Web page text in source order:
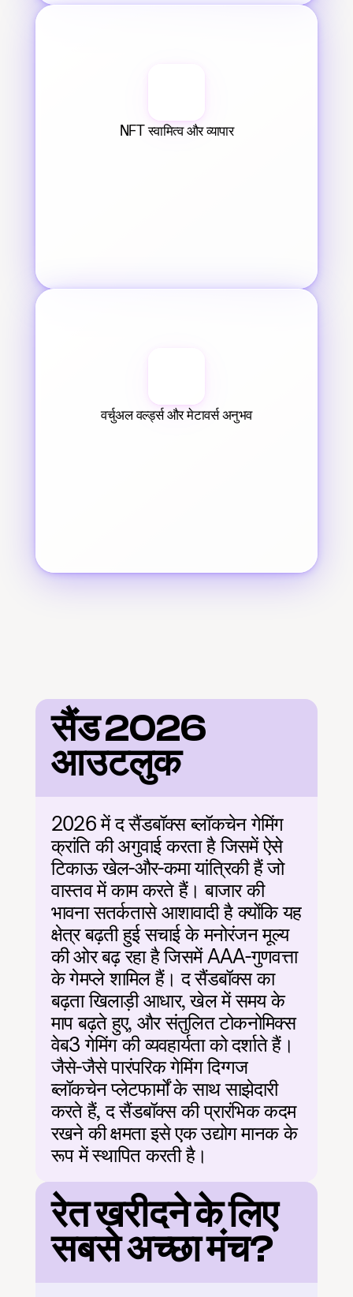
NFT स्वामित्व और व्यापार
वर्चुअल वर्ल्ड्स और मेटावर्स अनुभव
सैंड 2026
आउटलुक
2026 में द सैंडबॉक्स ब्लॉकचेन गेमिंग
क्रांति की अगुवाई करता है जिसमें ऐसे
टिकाऊ खेल-और-कमा यांत्रिकी हैं जो
वास्तव में काम करते हैं। बाजार की
भावना सतर्कतासे आशावादी है क्योंकि यह
क्षेत्र बढ़ती हुई सचाई के मनोरंजन मूल्य
की ओर बढ़ रहा है जिसमें AAA-गुणवत्ता
के गेमप्ले शामिल हैं। द सैंडबॉक्स का
बढ़ता खिलाड़ी आधार, खेल में समय के
माप बढ़ते हुए, और संतुलित टोकनोमिक्स
वेब3 गेमिंग की व्यवहार्यता को दर्शाते हैं।
जैसे-जैसे पारंपरिक गेमिंग दिग्गज
ब्लॉकचेन प्लेटफार्मों के साथ साझेदारी
करते हैं, द सैंडबॉक्स की प्रारंभिक कदम
रखने की क्षमता इसे एक उद्योग मानक के
रूप में स्थापित करती है।
रेत खरीदने के लिए
सबसे अच्छा मंच?